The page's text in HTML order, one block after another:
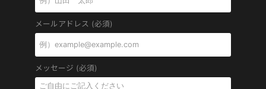
メールアドレス (必須)
メッセージ (必須)